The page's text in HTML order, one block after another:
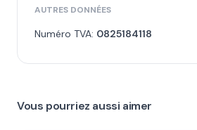
AUTRES DONNÉES
Numéro TVA: 0825184118
Vous pourriez aussi aimer